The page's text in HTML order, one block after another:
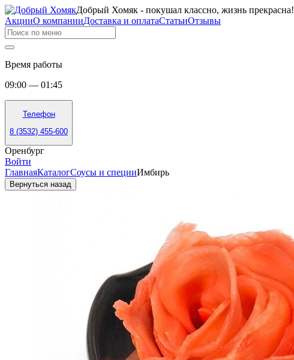
Добрый Хомяк - покушал классно, жизнь прекрасна!
АкцииО компанииДоставка и оплатаСтатьиОтзывы
Время работы
09:00 — 01:45
Телефон
8 (3532) 455-600
Оренбург
Войти
ГлавнаяКаталогСоусы и специиИмбирь
Вернуться назад